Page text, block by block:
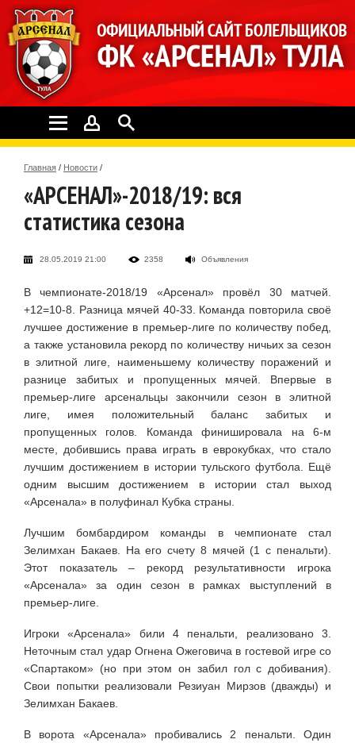
Главная / Новости /
«АРСЕНАЛ»-2018/19: вся
статистика сезона
28.05.2019 21:00 2358 Объявления
В чемпионате-2018/19 «Арсенал» провёл 30 матчей.
+12=10-8. Разница мячей 40-33. Команда повторила своё
лучшее достижение в премьер-лиге по количеству побед,
а также установила рекорд по количеству ничьих за сезон
в элитной лиге, наименьшему количеству поражений и
разнице забитых и пропущенных мячей. Впервые в
премьер-лиге арсенальцы закончили сезон в элитной
лиге, имея положительный баланс забитых и
пропущенных голов. Команда финишировала на 6-м
месте, добившись права играть в еврокубках, что стало
лучшим достижением в истории тульского футбола. Ещё
одним высшим достижением в истории стал выход
«Арсенала» в полуфинал Кубка страны.
Лучшим бомбардиром команды в чемпионате стал
Зелимхан Бакаев. На его счету 8 мячей (1 с пенальти).
Этот показатель – рекорд результативности игрока
«Арсенала» за один сезон в рамках выступлений в
премьер-лиге.
Игроки «Арсенала» били 4 пенальти, реализовано 3.
Неточным стал удар Огнена Ожеговича в гостевой игре со
«Спартаком» (но при этом он забил гол с добивания).
Свои попытки реализовали Резиуан Мирзов (дважды) и
Зелимхан Бакаев.
В ворота «Арсенала» пробивались 2 пенальти. Один